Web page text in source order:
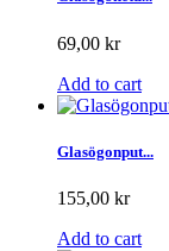
69,00 kr
Add to cart
Glasögonput...
155,00 kr
Add to cart